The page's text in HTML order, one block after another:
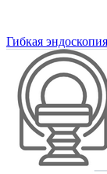
Гибкая эндоскопия